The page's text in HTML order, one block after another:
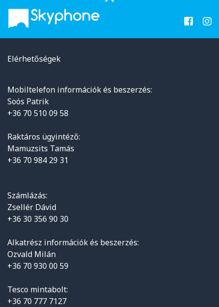
Elérhetőségek
Mobiltelefon információk és beszerzés:
Soós Patrik
+36 70 510 09 58
Raktáros ügyintéző:
Mamuzsits Tamás
+36 70 984 29 31
Számlázás:
Zsellér Dávid
+36 30 356 90 30
Alkatrész információk és beszerzés:
Ozvald Milán
+36 70 930 00 59
Tesco mintabolt:
+36 70 777 7127